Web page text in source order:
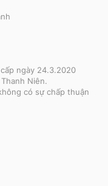
ngày 24.3.2020
Niên.
có sự chấp thuận